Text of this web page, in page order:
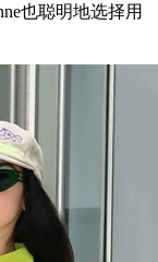
也聪明地选择用